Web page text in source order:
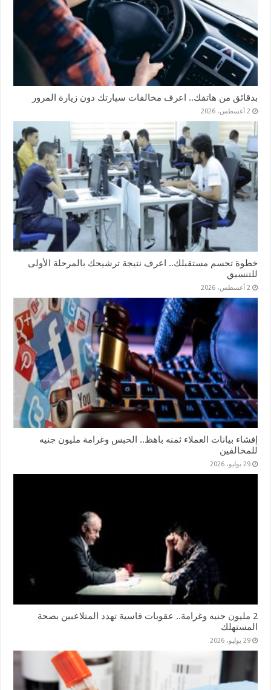
بدقائق من هاتفك.. اعرف مخالفات سيارتك دون زيارة المرور
2 أغسطس، 2026
خطوة تحسم مستقبلك.. اعرف نتيجة ترشيحك بالمرحلة الأولى
للتنسيق
2 أغسطس، 2026
إفشاء بيانات العملاء ثمنه باهظ.. الحبس وغرامة مليون جنيه
للمخالفين
29 يوليو، 2026
2 مليون جنيه وغرامة.. عقوبات قاسية تهدد المتلاعبين بصحة
المستهلك
29 يوليو، 2026